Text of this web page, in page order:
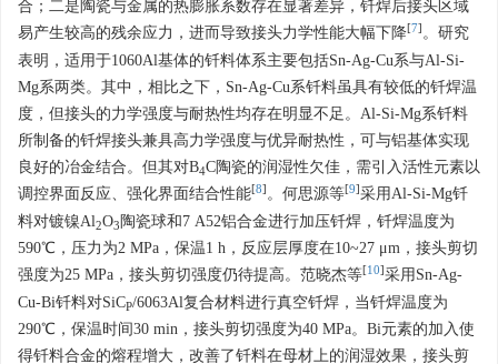
合；二是陶瓷与金属的热膨胀系数存在显著差异，钎焊后接头区域
易产生较高的残余应力，进而导致接头力学性能大幅下降[7] 。研究
表明，适用于1060Al基体的钎料体系主要包括Sn-Ag-Cu系与Al-Si-
Mg系两类。其中，相比之下，Sn-Ag-Cu系钎料虽具有较低的钎焊温
度，但接头的力学强度与耐热性均存在明显不足。Al-Si-Mg系钎料
所制备的钎焊接头兼具高力学强度与优异耐热性，可与铝基体实现
良好的冶金结合。但其对B4C陶瓷的润湿性欠佳，需引入活性元素以
调控界面反应、强化界面结合性能[8] 。何思源等[9]采用Al-Si-Mg钎
料对镀镍Al2O3 陶瓷球和7 A52铝合金进行加压钎焊，钎焊温度为
590℃，压力为2 MPa，保温1 h，反应层厚度在10~27 μm，接头剪切
强度为25 MPa，接头剪切强度仍待提高。范晓杰等[10]采用Sn-Ag-
Cu-Bi钎料对SiCP/6063Al复合材料进行真空钎焊，当钎焊温度为
290℃，保温时间30 min，接头剪切强度为40 MPa。Bi元素的加入使
得钎料合金的熔程增大，改善了钎料在母材上的润湿效果，接头剪